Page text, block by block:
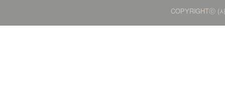
COPYRIGHTⓒ (